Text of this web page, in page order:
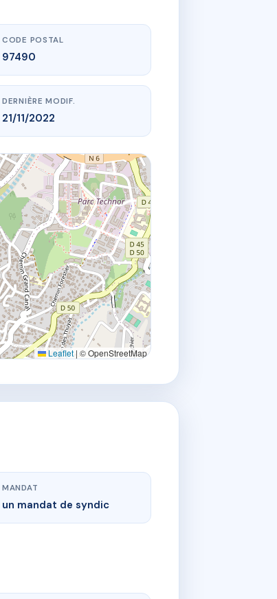
CODE POSTAL
97490
DERNIÈRE MODIF.
21/11/2022
Leaflet |© OpenStreetMap
MANDAT
un mandat de syndic